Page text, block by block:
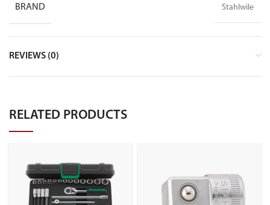
BRAND Stahlwile
REVIEWS (0)
RELATED PRODUCTS